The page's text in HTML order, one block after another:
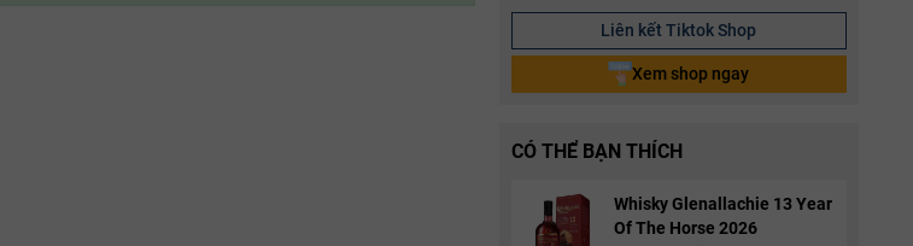
Liên kết Tiktok Shop
Xem shop ngay
CÓ THỂ BẠN THÍCH
Whisky Glenallachie 13 Year
Of The Horse 2026